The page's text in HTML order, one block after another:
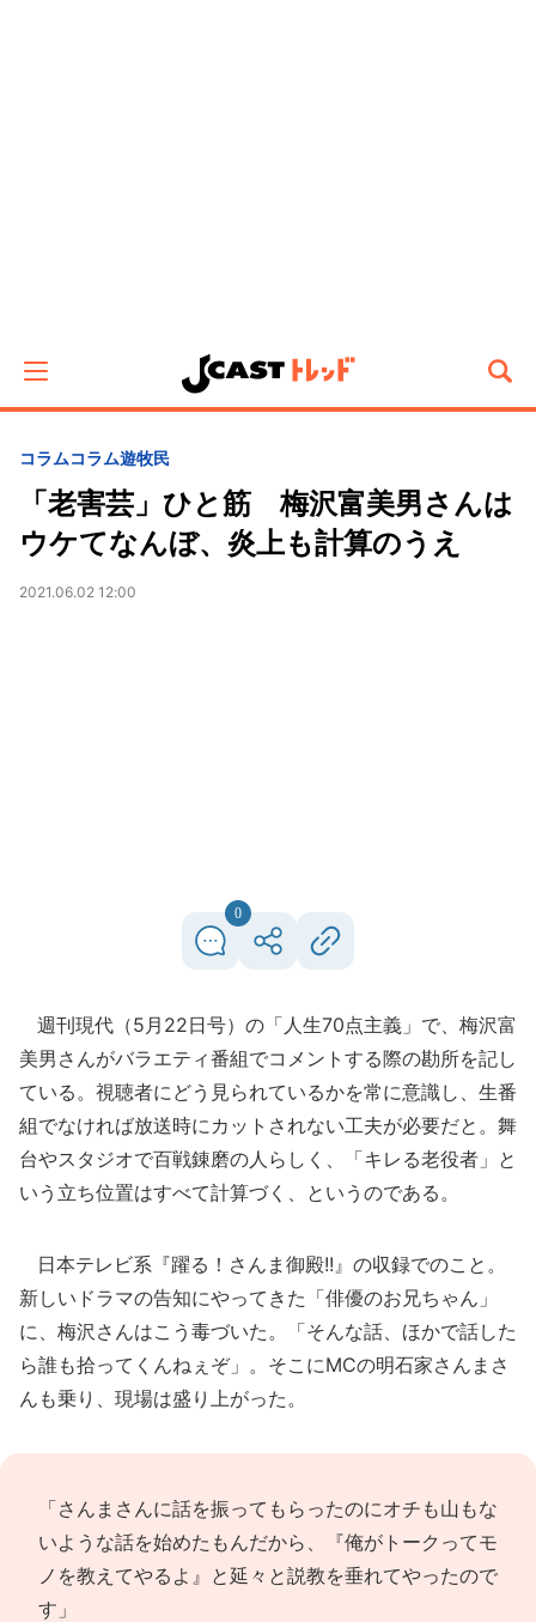
コラムコラム遊牧民
「老害芸」ひと筋 梅沢富美男さんは
ウケてなんぼ、炎上も計算のうえ
2021.06.02 12:00
0
週刊現代（5月22日号）の「人生70点主義」で、梅沢富
美男さんがバラエティ番組でコメントする際の勘所を記し
ている。視聴者にどう見られているかを常に意識し、生番
組でなければ放送時にカットされない工夫が必要だと。舞
台やスタジオで百戦錬磨の人らしく、「キレる老役者」と
いう立ち位置はすべて計算づく、というのである。
日本テレビ系『躍る！さんま御殿!!』の収録でのこと。
新しいドラマの告知にやってきた「俳優のお兄ちゃん」
に、梅沢さんはこう毒づいた。「そんな話、ほかで話した
ら誰も拾ってくんねぇぞ」。そこにMCの明石家さんまさ
んも乗り、現場は盛り上がった。
「さんまさんに話を振ってもらったのにオチも山もな
いような話を始めたもんだから、『俺がトークってモ
ノを教えてやるよ』と延々と説教を垂れてやったので
す」